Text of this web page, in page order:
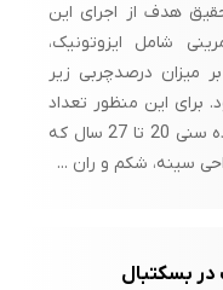
هدف از اجرای این
شامل ایزوتونیک،
میزان درصدچربی زیر
برای این منظور تعداد
36 نفر از دانشجویان غیرورزشکار در رده سنی 20 تا 27 سال که
سینه، شکم و ران ...
بسکتبال